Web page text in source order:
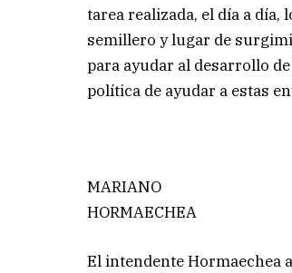
tarea realizada, el día a
semillero y lugar de
para ayudar al desarrollo
política de ayudar a estas
MARIANO
HORMAECHEA
El intendente Hormaechea